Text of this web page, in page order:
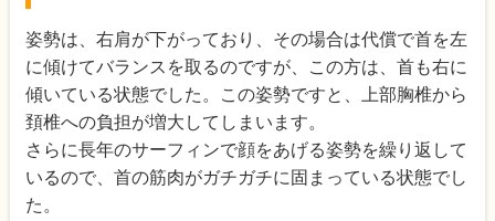
姿勢は、右肩が下がっており、その場合は代償で首を左
に傾けてバランスを取るのですが、この方は、首も右に
傾いている状態でした。この姿勢ですと、上部胸椎から
頚椎への負担が増大してしまいます。
さらに長年のサーフィンで顔をあげる姿勢を繰り返して
いるので、首の筋肉がガチガチに固まっている状態でし
た。